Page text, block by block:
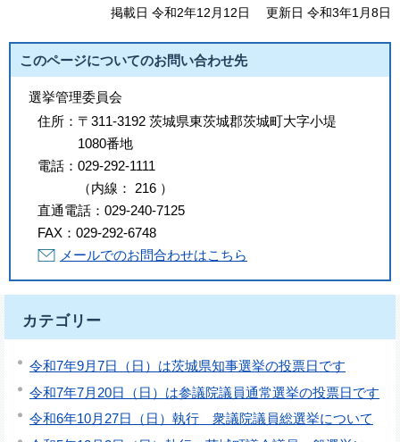
掲載日 令和2年12月12日 更新日 令和3年1月8日
このページについてのお問い合わせ先
選挙管理委員会
住所： 〒311-3192 茨城県東茨城郡茨城町大字小堤
1080番地
電話： 029-292-1111
（内線 ： 216 ）
直通電話： 029-240-7125
FAX： 029-292-6748
メールでのお問合わせはこちら
カテゴリー
令和7年9月7日（日）は茨城県知事選挙の投票日です
令和7年7月20日（日）は参議院議員通常選挙の投票日です
令和6年10月27日（日）執行 衆議院議員総選挙について